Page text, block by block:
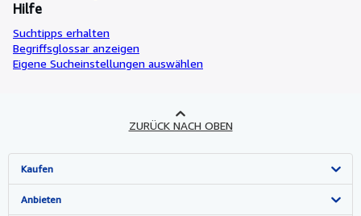
Hilfe
Suchtipps erhalten
Begriffsglossar anzeigen
Eigene Sucheinstellungen auswählen
ZURÜCK NACH OBEN
Kaufen
Detailsuche
Anbieten